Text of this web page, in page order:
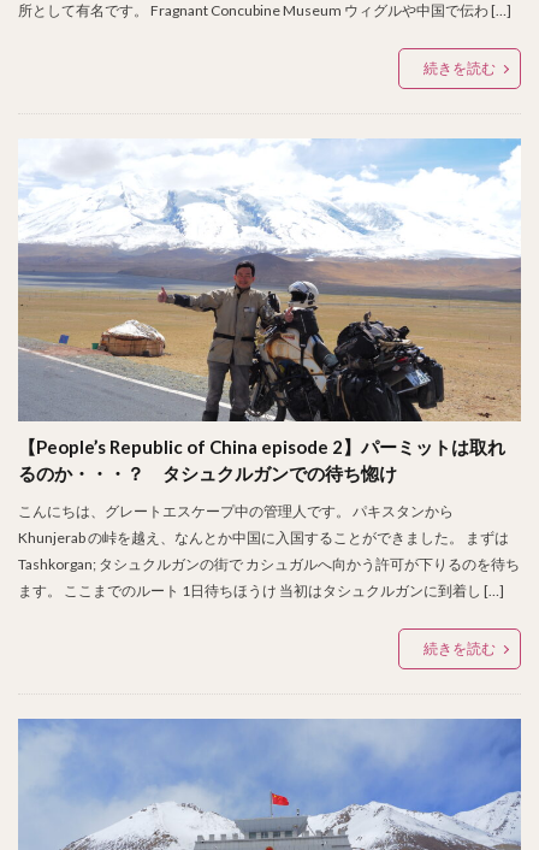
所として有名です。 Fragnant Concubine Museum ウィグルや中国で伝わ […]
続きを読む
【People’s Republic of China episode 2】パーミットは取れ
るのか・・・？ タシュクルガンでの待ち惚け
こんにちは、グレートエスケープ中の管理人です。 パキスタンから
Khunjerab の峠を越え、なんとか中国に入国することができました。 まずは
Tashkorgan; タシュクルガンの街で カシュガルへ向かう許可が下りるのを待ち
ます。 ここまでのルート 1日待ちほうけ 当初はタシュクルガンに到着し […]
続きを読む